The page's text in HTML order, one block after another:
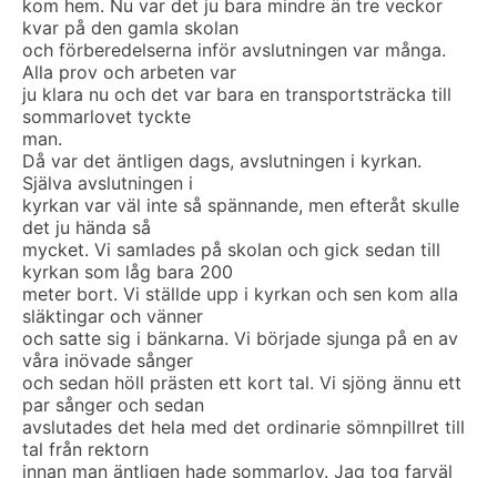
kom hem. Nu var det ju bara mindre än tre veckor
kvar på den gamla skolan
och förberedelserna inför avslutningen var många.
Alla prov och arbeten var
ju klara nu och det var bara en transportsträcka till
sommarlovet tyckte
man.
Då var det äntligen dags, avslutningen i kyrkan.
Själva avslutningen i
kyrkan var väl inte så spännande, men efteråt skulle
det ju hända så
mycket. Vi samlades på skolan och gick sedan till
kyrkan som låg bara 200
meter bort. Vi ställde upp i kyrkan och sen kom alla
släktingar och vänner
och satte sig i bänkarna. Vi började sjunga på en av
våra inövade sånger
och sedan höll prästen ett kort tal. Vi sjöng ännu ett
par sånger och sedan
avslutades det hela med det ordinarie sömnpillret till
tal från rektorn
innan man äntligen hade sommarlov. Jag tog farväl